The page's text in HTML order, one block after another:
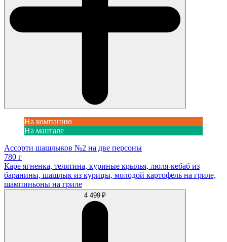
На компанию
На мангале
Ассорти шашлыков №2 на две персоны
780 г
Каре ягненка, телятина, куриные крылья, люля-кебаб из
баранины, шашлык из курицы, молодой картофель на гриле,
шампиньоны на гриле
4 499 ₽